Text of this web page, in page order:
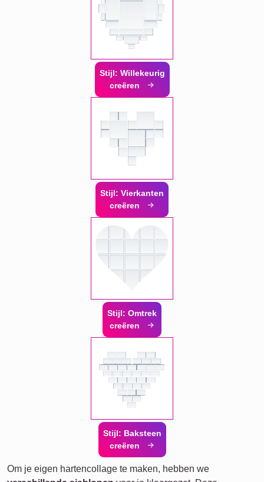
Stijl: Willekeurig
creëren
Stijl: Vierkanten
creëren
Stijl: Omtrek
creëren
Stijl: Baksteen
creëren
Om je eigen hartencollage te maken, hebben we